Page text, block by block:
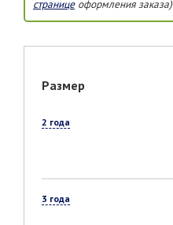
страницеоформления заказа)
Размер
2 года
3 года